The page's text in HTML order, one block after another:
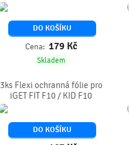
DO KOŠÍKU
Cena: 179 Kč
Skladem
3ks Flexi ochranná fólie pro
iGET FIT F10 / KID F10
DO KOŠÍKU